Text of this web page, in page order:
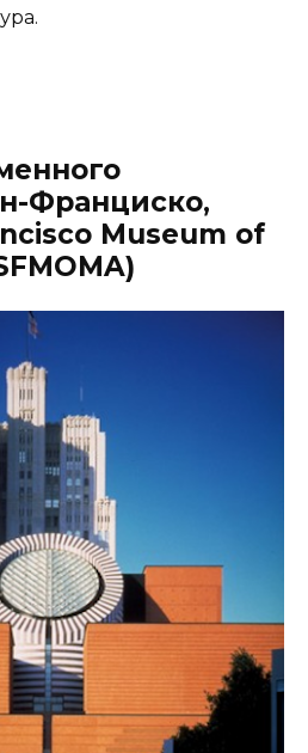
Франциско,
Museum of